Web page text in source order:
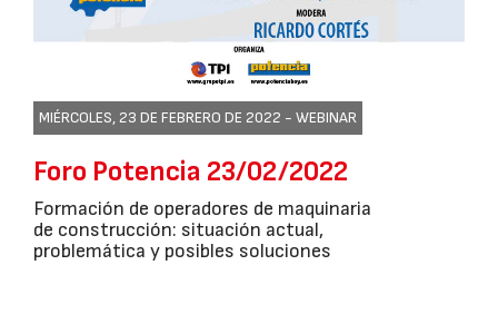
MIÉRCOLES, 23 DE FEBRERO DE 2022 - WEBINAR
Foro Potencia 23/02/2022
Formación de operadores de maquinaria
de construcción: situación actual,
problemática y posibles soluciones